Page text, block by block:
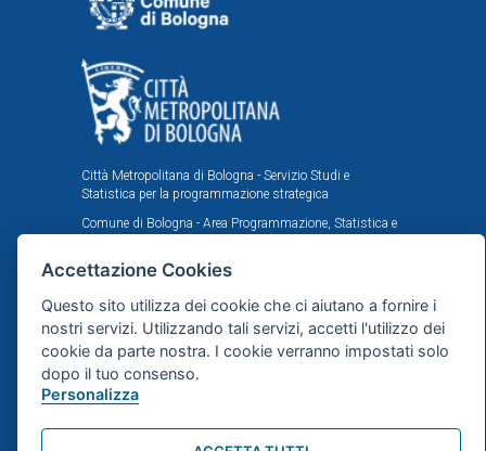
Città Metropolitana di Bologna - Servizio Studi e
Statistica per la programmazione strategica
Comune di Bologna - Area Programmazione, Statistica e
di Statistica
nell'ambito dell'accordo istituzionale fra Città
Metropolitana e Comune di Bologna in tema di statistica
e ricerche demografiche, sociali ed economiche.
Mappa del sito
Accettazione Cookies
Questo sito utilizza dei cookie che ci aiutano a fornire i
nostri servizi. Utilizzando tali servizi, accetti l'utilizzo dei
cookie da parte nostra. I cookie verranno impostati solo
dopo il tuo consenso.
Personalizza